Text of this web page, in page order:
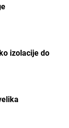
izolacije do